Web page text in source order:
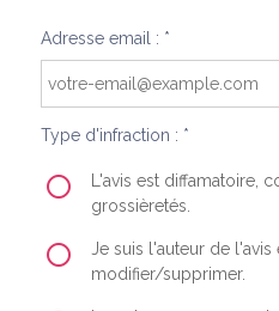
Adresse email : *
Type d'infraction : *
L'avis est diffamatoire,
grossièretés.
Je suis l'auteur de l'avis
modifier/supprimer.